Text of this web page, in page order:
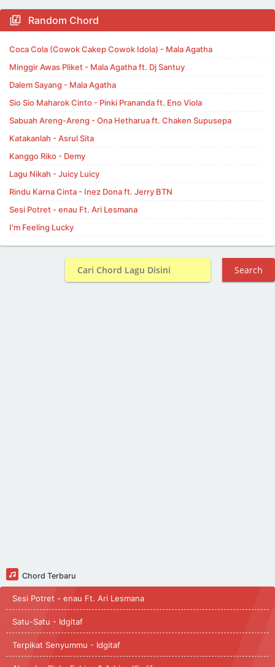
Random Chord
Coca Cola (Cowok Cakep Cowok Idola) - Mala Agatha
Minggir Awas Pliket - Mala Agatha ft. Dj Santuy
Dalem Sayang - Mala Agatha
Sio Sio Maharok Cinto - Pinki Prananda ft. Eno Viola
Sabuah Areng-Areng - Ona Hetharua ft. Chaken Supusepa
Katakanlah - Asrul Sita
Kanggo Riko - Demy
Lagu Nikah - Juicy Luicy
Rindu Karna Cinta - Inez Dona ft. Jerry BTN
Sesi Potret - enau Ft. Ari Lesmana
I'm Feeling Lucky
Search
Chord Terbaru
Sesi Potret - enau Ft. Ari Lesmana
Satu-Satu - Idgitaf
Terpikat Senyummu - Idgitaf